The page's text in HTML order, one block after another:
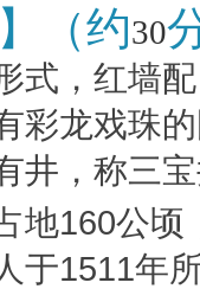
（约30
式，红墙配
彩龙戏珠
井，称三
地160公顷
于1511年